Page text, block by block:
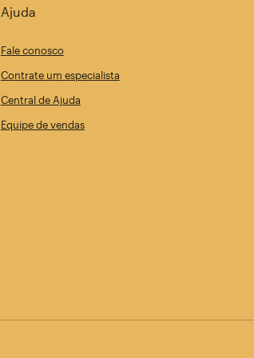
Ajuda
Fale conosco
Contrate um especialista
Central de Ajuda
Equipe de vendas